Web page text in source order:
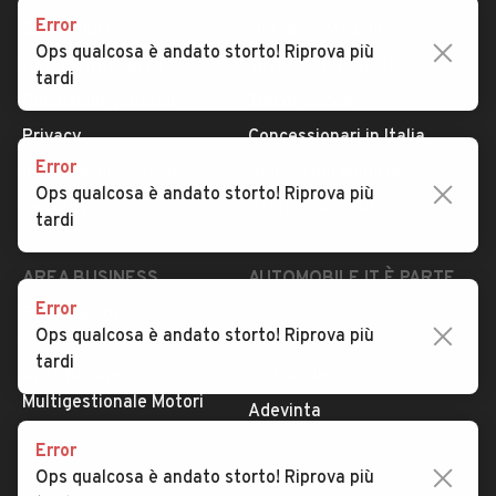
Serve aiuto?
Dati identificativi
Privacy
Impostazioni Privacy
Security
Tutte le auto usate
Concessionari in Italia
Valutazione auto
AREA BUSINESS
Registrazione
concessionario
Multigestionale Motori
AUTOMOBILE.IT È PARTE
subito.it
Adevinta
SEGUICI
Error
Ops qualcosa è andato storto! Riprova più
tardi
Error
Ops qualcosa è andato storto! Riprova più
tardi
Error
Ops qualcosa è andato storto! Riprova più
tardi
Error
Ops qualcosa è andato storto! Riprova più